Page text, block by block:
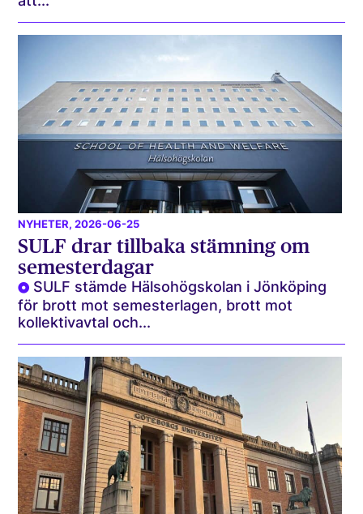
NYHETER, 2026-06-25
SULF drar tillbaka stämning om
semesterdagar
SULF stämde Hälsohögskolan i Jönköping
för brott mot semesterlagen, brott mot
kollektivavtal och...